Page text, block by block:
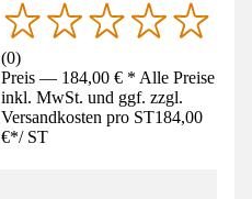
(0)
Preis — 184,00 € * Alle Preise
inkl. MwSt. und ggf. zzgl.
Versandkosten pro ST184,00
€*/ ST